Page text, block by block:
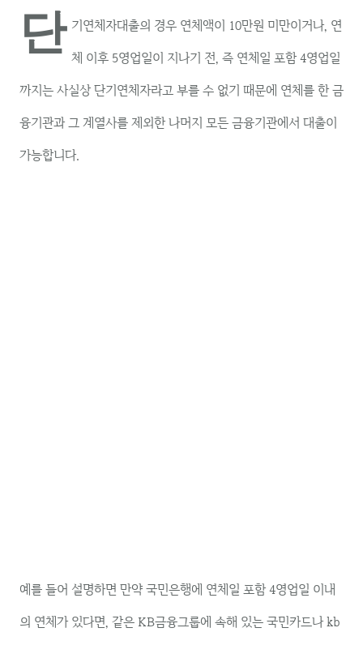
단 기연체자대출의 경우 연체액이 10만원 미만이거나, 연
체 이후 5영업일이 지나기 전, 즉 연체일 포함 4영업일
까지는 사실상 단기연체자라고 부를 수 없기 때문에 연체를 한 금
융기관과 그 계열사를 제외한 나머지 모든 금융기관에서 대출이
가능합니다.
예를 들어 설명하면 만약 국민은행에 연체일 포함 4영업일 이내
의 연체가 있다면, 같은 KB금융그룹에 속해 있는 국민카드나 kb